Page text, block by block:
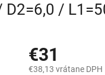
/
€31
€38,13 vrátane DPH